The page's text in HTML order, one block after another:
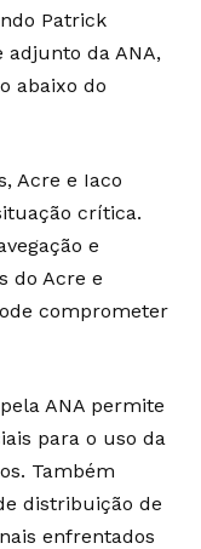
Patrick
da ANA,
abaixo do
Acre e Iaco
crítica.
e
do Acre e
comprometer
ANA permite
para o uso da
Também
distribuição de
enfrentados